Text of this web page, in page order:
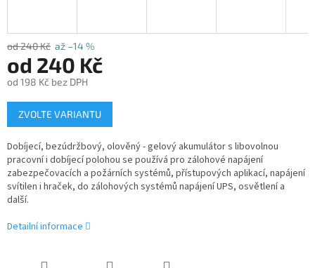
od 240 Kč až –14 %
od 240 Kč
od 198 Kč bez DPH
Měrná
cena:
ZVOLTE VARIANTU
Dobíjecí, bezúdržbový, olověný - gelový akumulátor s libovolnou
pracovní i dobíjecí polohou se používá pro zálohové napájení
zabezpečovacích a požárních systémů, přístupových aplikací, napájení
svítilen i hraček, do zálohových systémů napájení UPS, osvětlení a
další.
Detailní informace